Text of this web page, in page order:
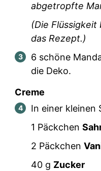
abgetropfte
(Die
das Rezept.)
6 schöne
die Deko.
Creme
In einer kleinen
1 Päckchen
2 Päckchen
40 g Zucker